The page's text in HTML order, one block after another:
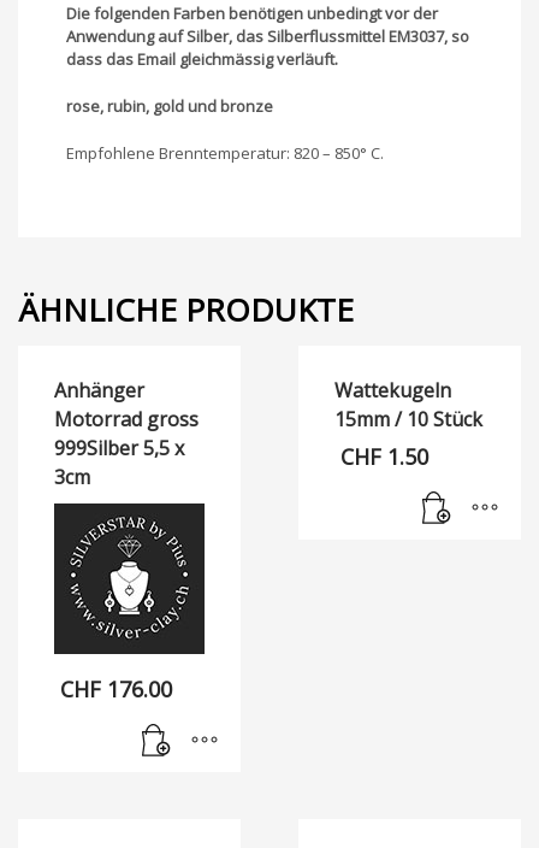
Die folgenden Farben benötigen unbedingt vor der
Anwendung auf Silber, das Silberflussmittel EM3037, so
dass das Email gleichmässig verläuft.
rose, rubin, gold und bronze
Empfohlene Brenntemperatur: 820 – 850° C.
ÄHNLICHE PRODUKTE
Anhänger
Motorrad gross
999Silber 5,5 x
3cm
CHF 176.00
Wattekugeln
15mm / 10 Stück
CHF1.50